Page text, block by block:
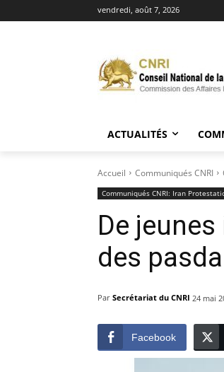
vendredi, août 7, 2026
ACTUALITÉS
Accueil Communiqués CNRI
Communiqués CNRI: Iran
De
des
Par Secrétariat du CNRI 24 mai
Facebook